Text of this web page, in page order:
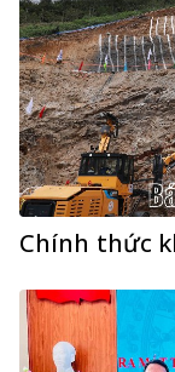
Chính thức